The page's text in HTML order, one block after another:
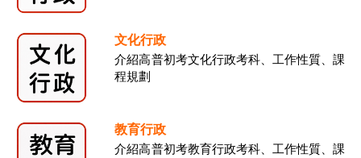
文化行政
介紹高普初考文化行政考科、工作性質、課
程規劃
教育行政
介紹高普初考教育行政考科、工作性質、課